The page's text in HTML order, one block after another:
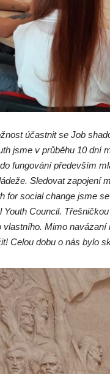
účastnit se Job
jsme v průběhu 10
fungování především
Sledovat zapojení
for social change jsme
Youth Council.
Mimo
Celou dobu o nás bylo